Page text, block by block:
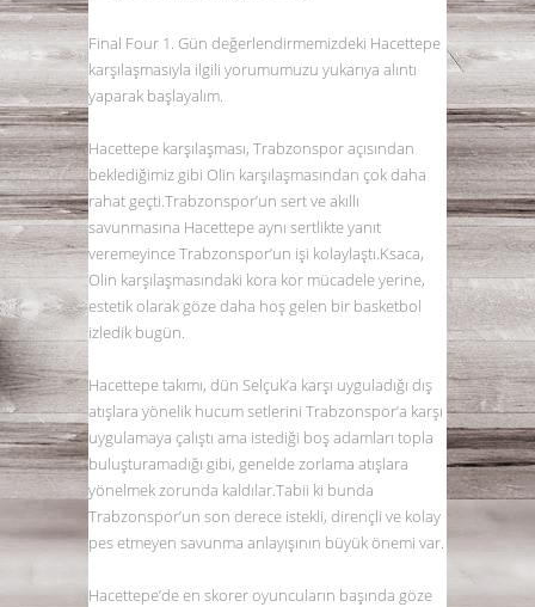
Final Four 1. Gün değerlendirmemizdeki Hacettepe
karşılaşmasıyla ilgili yorumumuzu yukarıya alıntı
yaparak başlayalım.
Hacettepe karşılaşması, Trabzonspor açısından
beklediğimiz gibi Olin karşılaşmasından çok daha
rahat geçti.Trabzonspor’un sert ve akıllı
savunmasına Hacettepe aynı sertlikte yanıt
veremeyince Trabzonspor’un işi kolaylaştı.Ksaca,
Olin karşılaşmasındaki kora kor mücadele yerine,
estetik olarak göze daha hoş gelen bir basketbol
izledik bugün.
Hacettepe takımı, dün Selçuk’a karşı uyguladığı dış
atışlara yönelik hucum setlerini Trabzonspor’a karşı
uygulamaya çalıştı ama istediği boş adamları topla
buluşturamadığı gibi, genelde zorlama atışlara
yönelmek zorunda kaldılar.Tabii ki bunda
Trabzonspor’un son derece istekli, dirençli ve kolay
pes etmeyen savunma anlayışının büyük önemi var.
Hacettepe’de en skorer oyuncuların başında göze